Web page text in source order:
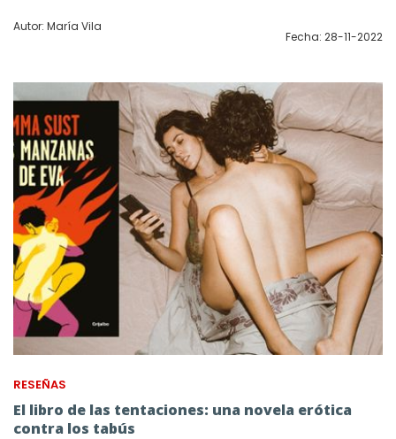
Autor: María Vila
Fecha: 28-11-2022
RESEÑAS
El libro de las tentaciones: una novela erótica
contra los tabús